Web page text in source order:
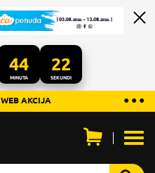
44
MINUTA
22
SEKUNDI
...
● ● ●
WEB AKCIJA